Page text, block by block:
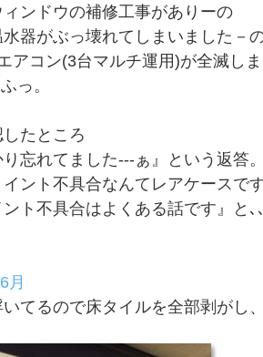
ンドウの補修工事がありーの
器がぶっ壊れてしまいました－
アコン(3台マルチ運用)が全滅し
っ。
たところ
り忘れてました---ぁ』という返答
イント不具合なんてレアケースで
ント不具合はよくある話です』
月
てるので床タイルを全部剥がし